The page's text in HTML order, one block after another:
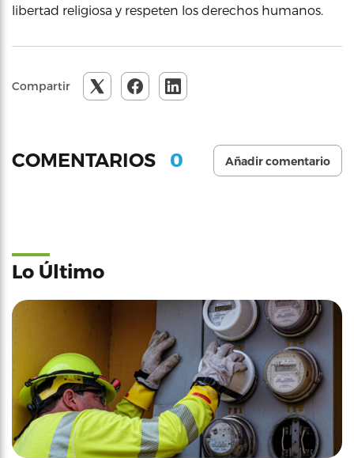
libertad religiosa y respeten los derechos humanos.
Compartir
COMENTARIOS 0 Añadir comentario
Lo Último